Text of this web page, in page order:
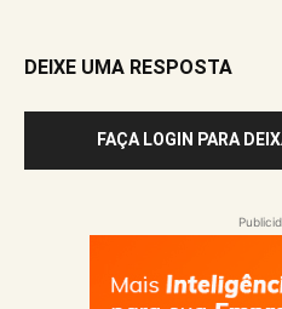
DEIXE UMA RESPOSTA
FAÇA LOGIN PARA